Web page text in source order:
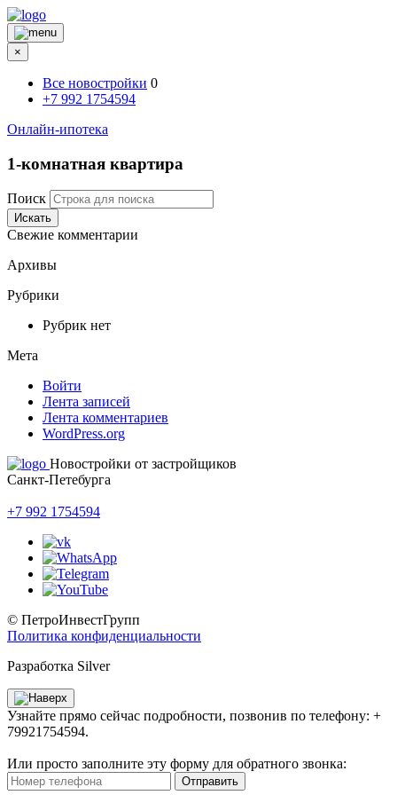
×
Все новостройки 0
+7 992 1754594
Онлайн-ипотека
1-комнатная квартира
Поиск
Искать
Свежие комментарии
Архивы
Рубрики
Рубрик нет
Мета
Войти
Лента записей
Лента комментариев
WordPress.org
Новостройки от застройщиков
Санкт-Петебурга
+7 992 1754594
© ПетроИнвестГрупп
Политика конфиденциальности
Разработка Silver
Узнайте прямо сейчас подробности, позвонив по телефону: +
79921754594.
Или просто заполните эту форму для обратного звонка:
Отправить